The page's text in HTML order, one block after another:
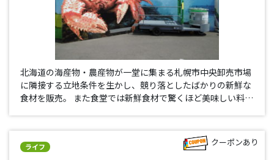
北海道の海産物・農産物が一堂に集まる札幌市中央卸売市場
に隣接する立地条件を生かし、競り落としたばかりの新鮮な
食材を販売。 また食堂では新鮮食材で驚くほど美味しい料理
ライフ クーポンあり